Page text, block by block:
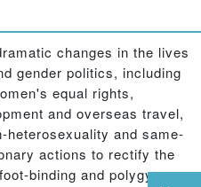
changes in the lives
gender politics, including
equal rights,
and overseas travel,
heterosexuality and same-
actions to rectify the
binding and polygyny